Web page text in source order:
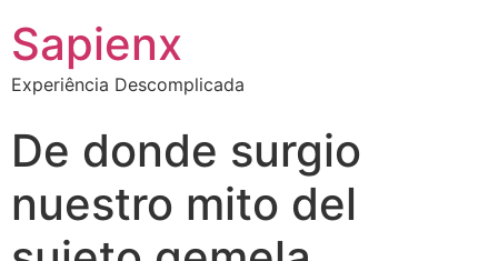
Sapienx
Experiência Descomplicada
De donde surgio
nuestro mito del